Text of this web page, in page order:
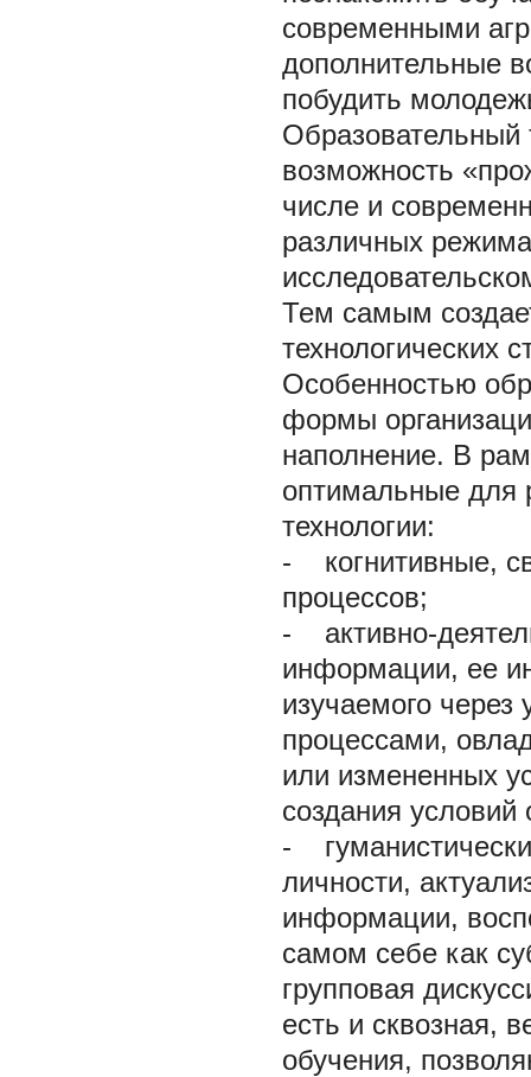
современными
дополнительные
побудить
возможность
числе и
различных
Тем самым
технологических
Особенностью
формы
наполнение. В
оптимальные для
технологии:
- когнитивные,
процессов;
- активно-
информации, ее
изучаемого
процессами,
или измененных
создания
-
личности,
информации,
самом себе как
групповая
есть и сквозная,
обучения,